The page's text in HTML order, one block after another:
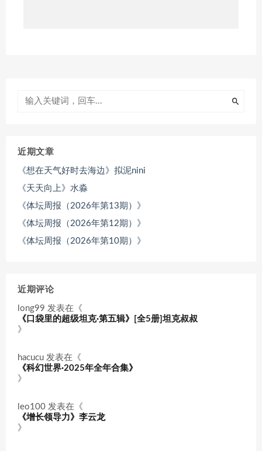
近期文章
《想在天气好时去海边》拟泥nini
《天天向上》水淼
《体坛周报（2026年第13期）》
《体坛周报（2026年第12期）》
《体坛周报（2026年第10期）》
近期评论
long99 发表在《
《口袋里的超级坦克·第五辑》[全5册]坦克叔叔
》
hacucu 发表在《
《科幻世界·2025年全年合集》
》
leo100 发表在《
《增长领导力》李云龙
》